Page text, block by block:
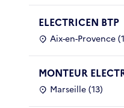
ELECTRICEN BTP
Aix-en-Provence
MONTEUR
Marseille (13)